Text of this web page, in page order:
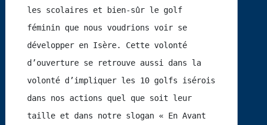
les scolaires et bien-sûr le golf
féminin que nous voudrions voir se
développer en Isère. Cette volonté
d’ouverture se retrouve aussi dans la
volonté d’impliquer les 10 golfs isérois
dans nos actions quel que soit leur
taille et dans notre slogan « En Avant